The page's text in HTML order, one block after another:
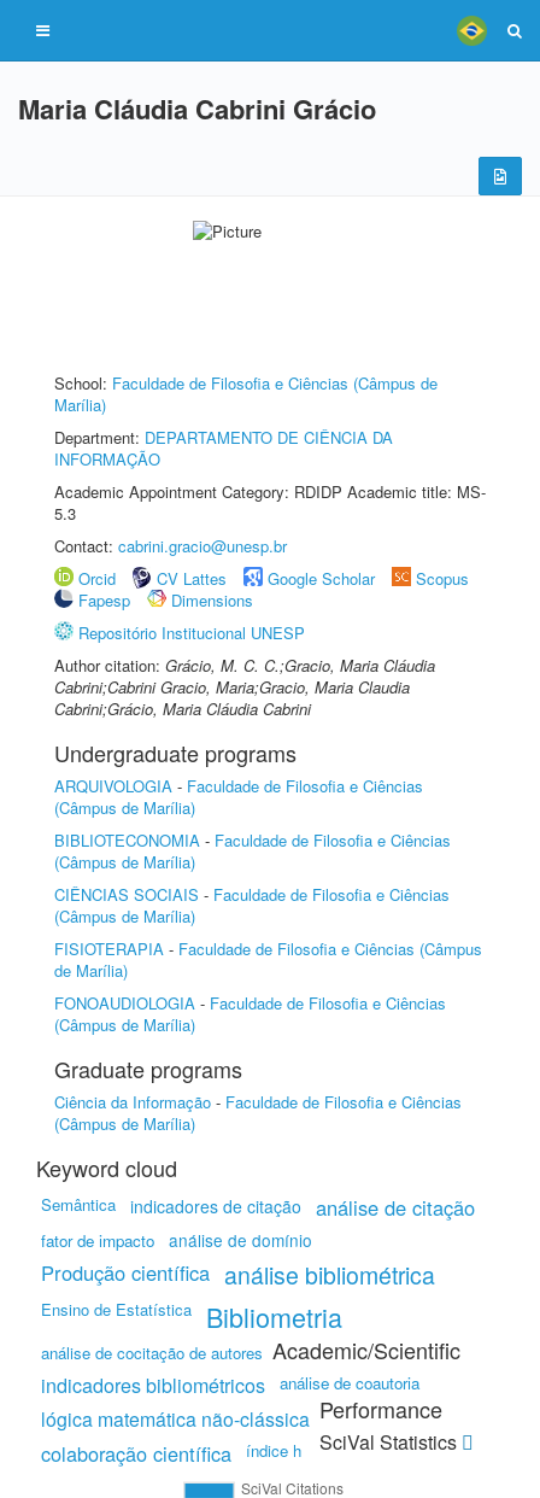
Maria Cláudia Cabrini Grácio
School: Faculdade de Filosofia e Ciências (Câmpus de
Marília)
Department: DEPARTAMENTO DE CIÊNCIA DA
INFORMAÇÃO
Academic Appointment Category: RDIDP Academic title: MS-
5.3
Contact: cabrini.gracio@unesp.br
Orcid
CV Lattes Google Scholar
Scopus
Fapesp
Dimensions
Repositório Institucional UNESP
Author citation: Grácio, M. C. C.;Gracio, Maria Cláudia
Cabrini;Cabrini Gracio, Maria;Gracio, Maria Claudia
Cabrini;Grácio, Maria Cláudia Cabrini
Undergraduate programs
ARQUIVOLOGIA - Faculdade de Filosofia e Ciências
(Câmpus de Marília)
BIBLIOTECONOMIA - Faculdade de Filosofia e Ciências
(Câmpus de Marília)
CIÊNCIAS SOCIAIS - Faculdade de Filosofia e Ciências
(Câmpus de Marília)
FISIOTERAPIA - Faculdade de Filosofia e Ciências (Câmpus
de Marília)
FONOAUDIOLOGIA - Faculdade de Filosofia e Ciências
(Câmpus de Marília)
Graduate programs
Ciência da Informação - Faculdade de Filosofia e Ciências
(Câmpus de Marília)
Keyword cloud
Semântica indicadores de citação análise de citação
fator de impacto análise de domínio
Produção científica análise bibliométrica
Ensino de Estatística Bibliometria
análise de cocitação de autores
indicadores bibliométricos análise de coautoria
lógica matemática não-clássica
colaboração científica índice h
Academic/Scientific
Performance
SciVal Statistics